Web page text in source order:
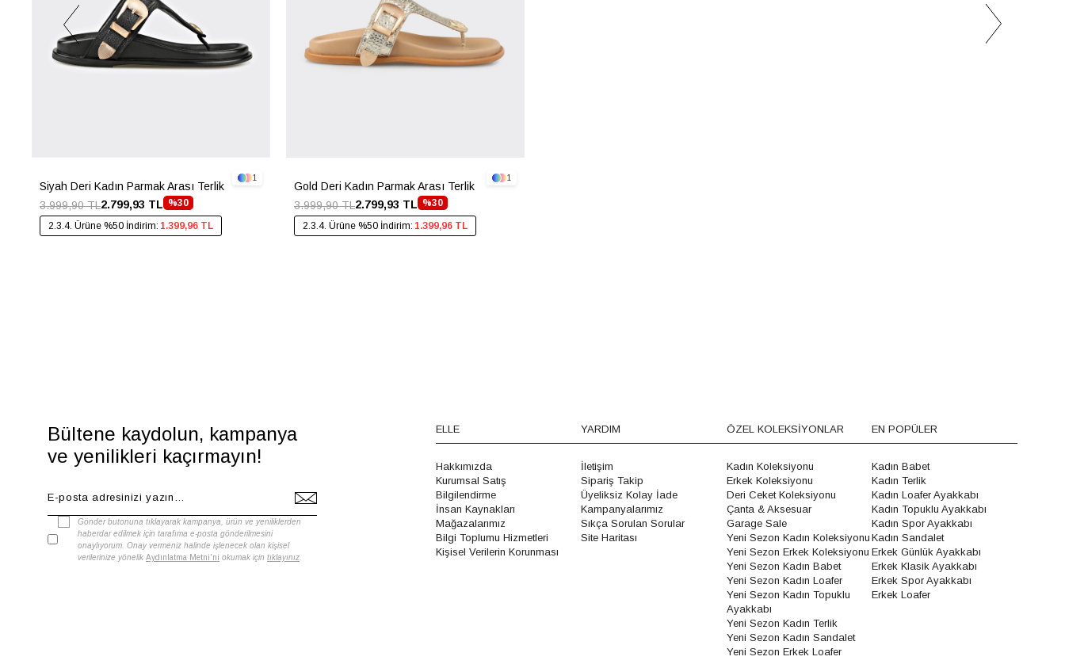
Siyah Deri Kadın Parmak Arası Terlik
%30
2.799,93 TL
3.999,90 TL
2.3.4. Ürüne %50 İndirim: 1.399,96 TL
1
Gold Deri Kadın Parmak Arası Terlik
%30
2.799,93 TL
3.999,90 TL
2.3.4. Ürüne %50 İndirim: 1.399,96 TL
1
Bültene kaydolun, kampanya
ve yenilikleri kaçırmayın!
Gönder butonuna tıklayarak kampanya, ürün ve yeniliklerden
haberdar edilmek için tarafıma e-posta gönderilmesini
onaylıyorum. Onay vermeniz halinde işlenecek olan kişisel
verilerinize yönelik Aydınlatma Metni'ni okumak için tıklayınız
ELLE
Hakkımızda
Kurumsal Satış
Bilgilendirme
İnsan Kaynakları
Mağazalarımız
Bilgi Toplumu Hizmetleri
Kişisel Verilerin Korunması
YARDIM
İletişim
Sipariş Takip
Üyeliksiz Kolay İade
Kampanyalarımız
Sıkça Sorulan Sorular
Site Haritası
ÖZEL KOLEKSİYONLAR
Kadın Koleksiyonu
Erkek Koleksiyonu
Deri Ceket Koleksiyonu
Çanta & Aksesuar
Garage Sale
Yeni Sezon Kadın Koleksiyonu
Yeni Sezon Erkek Koleksiyonu
Yeni Sezon Kadın Babet
Yeni Sezon Kadın Loafer
Yeni Sezon Kadın Topuklu
Ayakkabı
Yeni Sezon Kadın Terlik
Yeni Sezon Kadın Sandalet
Yeni Sezon Erkek Loafer
EN POPÜLER
Kadın Babet
Kadın Terlik
Kadın Loafer Ayakkabı
Kadın Topuklu Ayakkabı
Kadın Spor Ayakkabı
Kadın Sandalet
Erkek Günlük Ayakkabı
Erkek Klasik Ayakkabı
Erkek Spor Ayakkabı
Erkek Loafer